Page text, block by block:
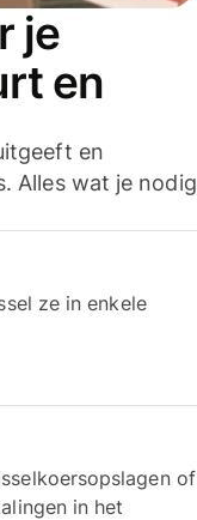
je
en
en
Alles wat je nodig
ze in enkele
of
in het